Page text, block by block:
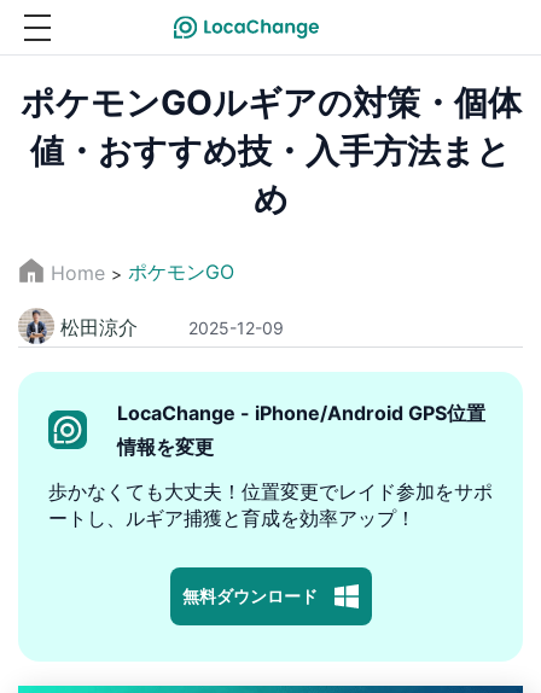
ポケモンGOルギアの対策・個体
値・おすすめ技・入手方法まと
め
Home > ポケモンGO
松田涼介 2025-12-09
LocaChange - iPhone/Android GPS位置
情報を変更
歩かなくても大丈夫！位置変更でレイド参加をサポ
ートし、ルギア捕獲と育成を効率アップ！
無料ダウンロード